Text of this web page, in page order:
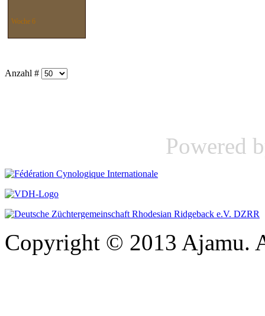
Woche 6
Anzahl #
Powered
Copyright © 2013 Ajamu.